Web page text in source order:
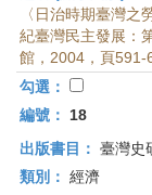
〈日治時期臺灣
紀臺灣民主發展：
館，2004，頁591-
勾選：
編號：
18
出版書目： 臺灣史
類別： 經濟